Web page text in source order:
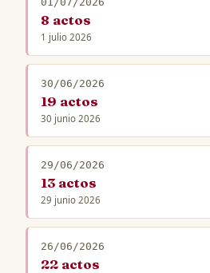
8 actos
1 julio 2026
30/06/2026
19 actos
30 junio 2026
29/06/2026
13 actos
29 junio 2026
26/06/2026
22 actos